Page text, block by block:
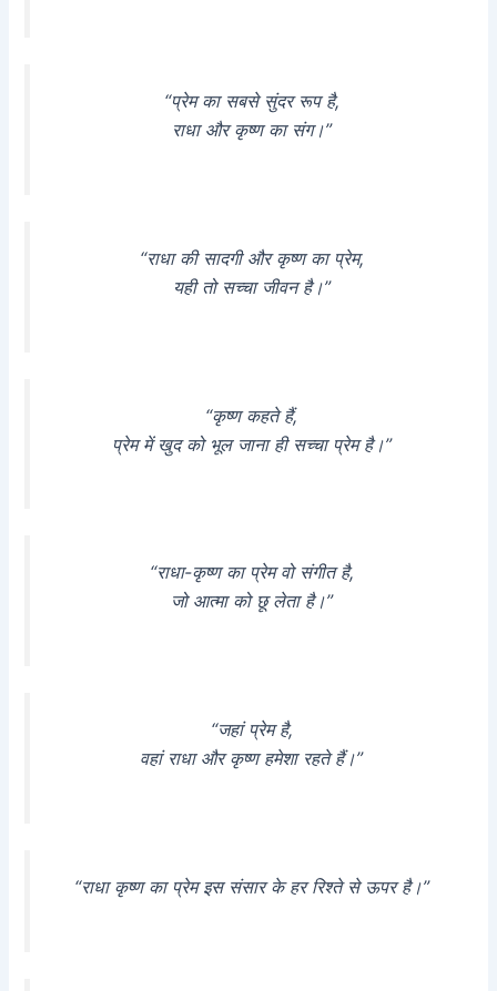
“प्रेम का सबसे सुंदर रूप है,
राधा और कृष्ण का संग।”
“राधा की सादगी और कृष्ण का प्रेम,
यही तो सच्चा जीवन है।”
“कृष्ण कहते हैं,
प्रेम में खुद को भूल जाना ही सच्चा प्रेम है।”
“राधा-कृष्ण का प्रेम वो संगीत है,
जो आत्मा को छू लेता है।”
“जहां प्रेम है,
वहां राधा और कृष्ण हमेशा रहते हैं।”
“राधा कृष्ण का प्रेम इस संसार के हर रिश्ते से ऊपर है।”